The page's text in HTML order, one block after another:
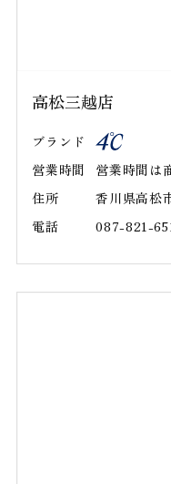
高松三越店
ブランド
営業時間
営業時間は
住所
香川県高松
電話
087-821-